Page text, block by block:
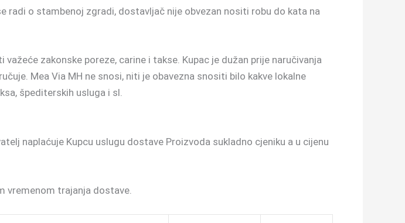
radi o stambenoj zgradi, dostavljač nije obvezan nositi robu do kata na
zakonske poreze, carine i takse. Kupac je dužan prije naručivanja
Mea Via MH ne snosi, niti je obavezna snositi bilo kakve lokalne
špediterskih usluga i sl.
naplaćuje Kupcu uslugu dostave Proizvoda sukladno cjeniku a u cijenu
vremenom trajanja dostave.